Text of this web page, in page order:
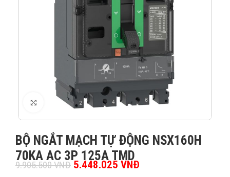
XEM ẢNH
BỘ NGẮT MẠCH TỰ ĐỘNG NSX160H
70KA AC 3P 125A TMD
9.905.500VNĐ Giá gốc là: 9.905.500 VNĐ.
5.448.025 VNĐ